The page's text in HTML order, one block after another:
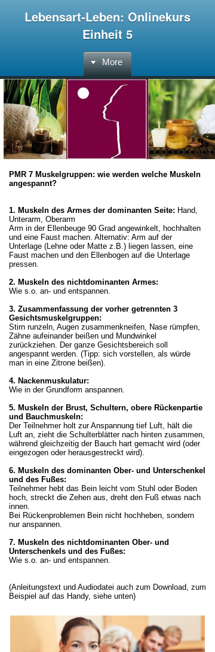
Lebensart-Leben: Onlinekurs
Einheit 5
More
PMR 7 Muskelgruppen: wie werden welche Muskeln
angespannt?
1. Muskeln des Armes der dominanten Seite: Hand,
Unterarm, Oberarm
Arm in der Ellenbeuge 90 Grad angewinkelt, hochhalten
und eine Faust machen. Alternativ: Arm auf der
Unterlage (Lehne oder Matte z.B.) liegen lassen, eine
Faust machen und den Ellenbogen auf die Unterlage
pressen.
2. Muskeln des nichtdominanten Armes:
Wie s.o. an- und entspannen.
3. Zusammenfassung der vorher getrennten 3
Gesichtsmuskelgruppen:
Stirn runzeln, Augen zusammenkneifen, Nase rümpfen,
Zähne aufeinander beißen und Mundwinkel
zurückziehen. Der ganze Gesichtsbereich soll
angespannt werden. (Tipp: sich vorstellen, als würde
man in eine Zitrone beißen).
4. Nackenmuskulatur:
Wie in der Grundform anspannen.
5. Muskeln der Brust, Schultern, obere Rückenpartie
und Bauchmuskeln:
Der Teilnehmer holt zur Anspannung tief Luft, hält die
Luft an, zieht die Schulterblätter nach hinten zusammen,
während gleichzeitig der Bauch hart gemacht wird (oder
eingezogen oder herausgestreckt wird).
6. Muskeln des dominanten Ober- und Unterschenkel
und des Fußes:
Teilnehmer hebt das Bein leicht vom Stuhl oder Boden
hoch, streckt die Zehen aus, dreht den Fuß etwas nach
innen.
Bei Rückenproblemen Bein nicht hochheben, sondern
nur anspannen.
7. Muskeln des nichtdominanten Ober- und
Unterschenkels und des Fußes:
Wie s.o. an- und entspannen.
(Anleitungstext und Audiodatei auch zum Download, zum
Beispiel auf das Handy, siehe unten)